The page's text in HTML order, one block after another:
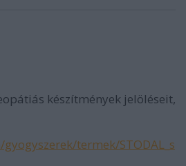
készítmények jelöléseit,
termek/STODAL_s